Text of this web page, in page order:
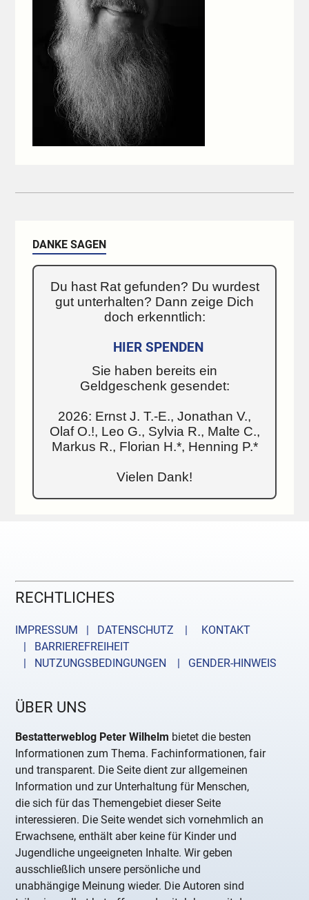
DANKE SAGEN
Du hast Rat gefunden? Du wurdest
gut unterhalten? Dann zeige Dich
doch erkenntlich:
HIER SPENDEN
Sie haben bereits ein
Geldgeschenk gesendet:
2026: Ernst J. T.-E., Jonathan V.,
Olaf O.!, Leo G., Sylvia R., Malte C.,
Markus R., Florian H.*, Henning P.*
Vielen Dank!
RECHTLICHES
IMPRESSUM | DATENSCHUTZ |
KONTAKT
| BARRIEREFREIHEIT
| NUTZUNGSBEDINGUNGEN
| GENDER-HINWEIS
ÜBER UNS
Bestatterweblog Peter Wilhelm bietet die besten
Informationen zum Thema. Fachinformationen, fair
und transparent. Die Seite dient zur allgemeinen
Information und zur Unterhaltung für Menschen,
die sich für das Themengebiet dieser Seite
interessieren. Die Seite wendet sich vornehmlich an
Erwachsene, enthält aber keine für Kinder und
Jugendliche ungeeigneten Inhalte. Wir geben
ausschließlich unsere persönliche und
unabhängige Meinung wieder. Die Autoren sind